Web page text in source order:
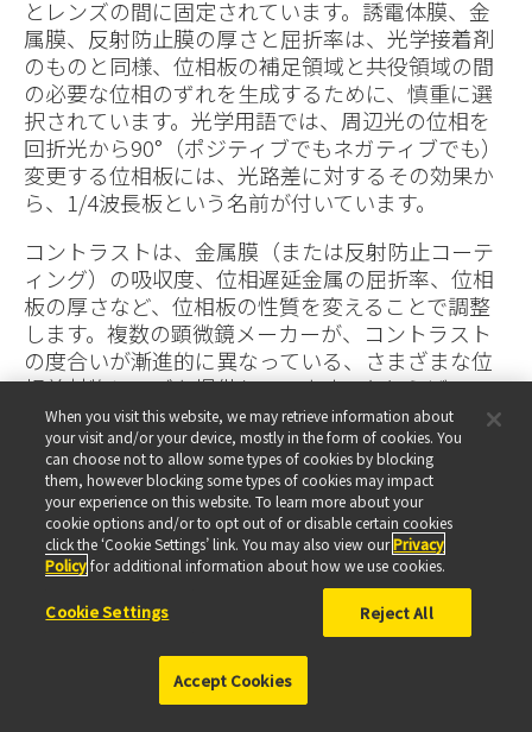
とレンズの間に固定されています。誘電体膜、金
属膜、反射防止膜の厚さと屈折率は、光学接着剤
のものと同様、位相板の補足領域と共役領域の間
の必要な位相のずれを生成するために、慎重に選
択されています。光学用語では、周辺光の位相を
回折光から90°（ポジティブでもネガティブでも）
変更する位相板には、光路差に対するその効果か
ら、1/4波長板という名前が付いています。
コントラストは、金属膜（または反射防止コーテ
ィング）の吸収度、位相遅延金属の屈折率、位相
板の厚さなど、位相板の性質を変えることで調整
します。複数の顕微鏡メーカーが、コントラスト
の度合いが漸進的に異なっている、さまざまな位
相差対物レンズを提供しています。たとえばニコ
ンのラインナップには、5種類の位相差対物レンズ
があります。対物レンズのDL（Dark Low）シリー
ズでは、明るいグレーの背景に、暗いイメージの
アウトラインが生成されます。これらの対物レン
ズは、組織培養細胞など、周囲媒質と屈折率が著
しく異なっている標本について、ダークコントラ
ストを生成する設計になっています。もう少しコ
ントラストが低いバージョンのDLL（Dark Low
Low）という対物レンズでは、明視野照明でDL対
物レンズよりも明るいイメージが得られるため、
蛍光法、明視野法、暗視野法、微分干渉法での組
み合わせ観察のための汎用対物レンズとして利用
When you visit this website, we may retrieve information about
your visit and/or your device, mostly in the form of cookies. You
can choose not to allow some types of cookies by blocking
them, however blocking some types of cookies may impact
your experience on this website. To learn more about your
cookie options and/or to opt out of or disable certain cookies
click the ‘Cookie Settings’ link. You may also view ourPrivacy
Policyfor additional information about how we use cookies.
Cookie Settings Reject All
Accept Cookies